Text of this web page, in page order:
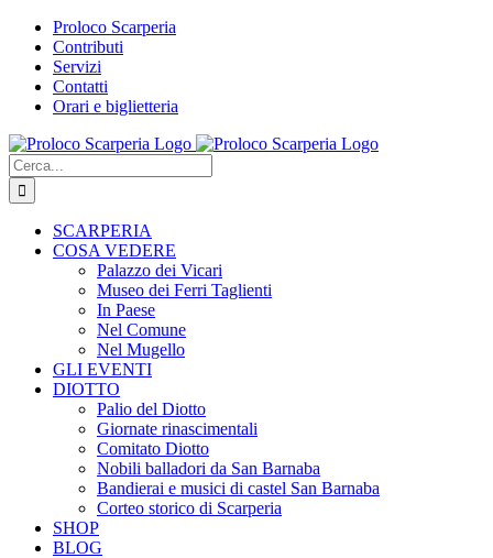
Salta
contenuto
Proloco Scarperia
Contributi
Servizi
Contatti
Orari e biglietteria
Facebook
Instagram
Tripadvisor
WhatsApp
Cerca
per:
SCARPERIA
COSA VEDERE
Palazzo dei Vicari
Museo dei Ferri Taglienti
In Paese
Nel Comune
Nel Mugello
GLI EVENTI
DIOTTO
Palio del Diotto
Giornate rinascimentali
Comitato Diotto
Nobili balladori da San Barnaba
Bandierai e musici di castel San Barnaba
Corteo storico di Scarperia
SHOP
BLOG